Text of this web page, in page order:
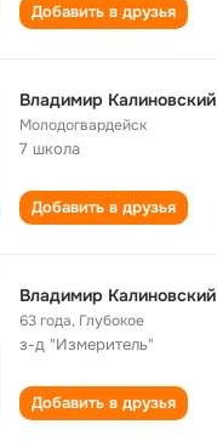
Добавить в друзья
Владимир Калиновский
Молодогвардейск
7 школа
Добавить в друзья
Владимир Калиновский
63 года, Глубокое
з-д "Измеритель"
Добавить в друзья